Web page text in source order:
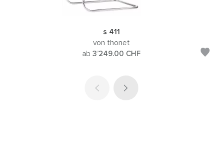
s 411
von thonet
ab 3’249.00 CHF